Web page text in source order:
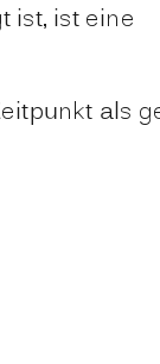
ist, ist eine
als